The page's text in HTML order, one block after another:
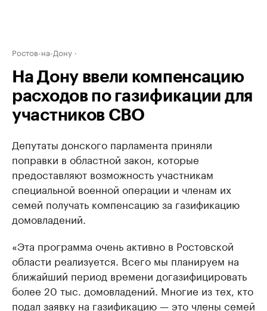
Ростов-на-Дону
На Дону ввели компенсацию
расходов по газификации для
участников СВО
Депутаты донского парламента приняли
поправки в областной закон, которые
предоставляют возможность участникам
специальной военной операции и членам их
семей получать компенсацию за газификацию
домовладений.
«Эта программа очень активно в Ростовской
области реализуется. Всего мы планируем на
ближайший период времени догазифицировать
более 20 тыс. домовладений. Многие из тех, кто
подал заявку на газификацию — это члены семей